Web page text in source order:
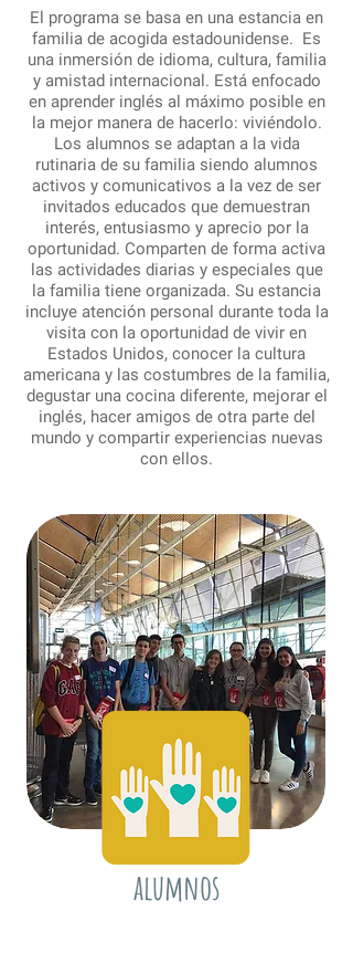
El programa se basa en una estancia en
familia de acogida estadounidense. Es
una inmersión de idioma, cultura, familia
y amistad internacional. Está enfocado
en aprender inglés al máximo posible en
la mejor manera de hacerlo: viviéndolo.
Los alumnos se adaptan a la vida
rutinaria de su familia siendo alumnos
activos y comunicativos a la vez de ser
invitados educados que demuestran
interés, entusiasmo y aprecio por la
oportunidad. Comparten de forma activa
las actividades diarias y especiales que
la familia tiene organizada. Su estancia
incluye atención personal durante toda la
visita con la oportunidad de vivir en
Estados Unidos, conocer la cultura
americana y las costumbres de la familia,
degustar una cocina diferente, mejorar el
inglés, hacer amigos de otra parte del
mundo y compartir experiencias nuevas
con ellos.
alumnos